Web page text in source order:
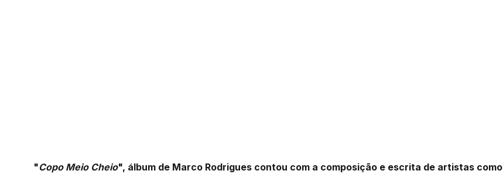
"Copo Meio Cheio", álbum de Marco Rodrigues contou com a composição e escrita de artistas como